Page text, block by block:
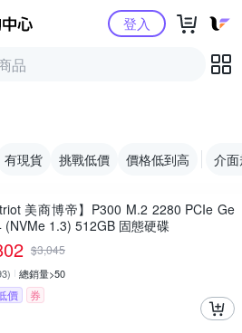
Yahoo購物中心登入
有現貨 挑戰低價 價格低到高 介
美商博帝】P300 M.2 2280 PCIe Ge
(NVMe 1.3) 512GB 固態硬碟
$3,045
) 總銷量>50
價 券